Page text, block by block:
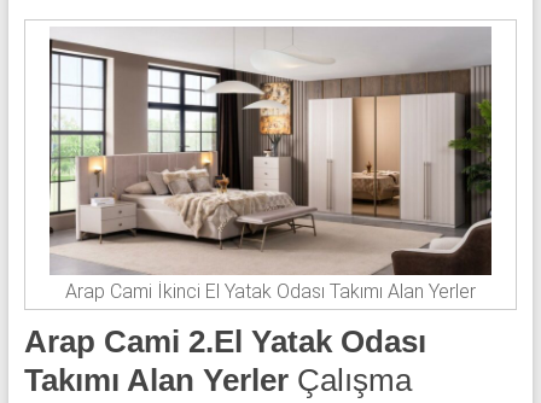
Arap Cami İkinci El Yatak Odası Takımı Alan Yerler
Arap Cami 2.El Yatak Odası
Takımı Alan YerlerÇalışma